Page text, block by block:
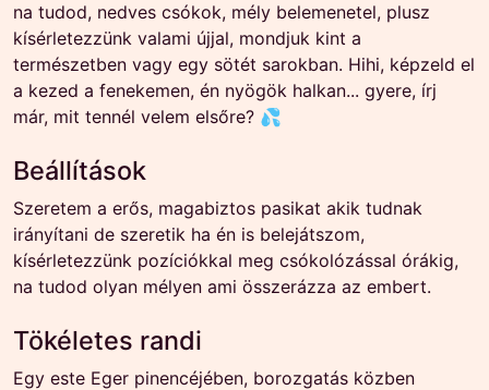
na tudod, nedves csókok, mély belemenetel, plusz
kísérletezzünk valami újjal, mondjuk kint a
természetben vagy egy sötét sarokban. Hihi, képzeld el
a kezed a fenekemen, én nyögök halkan... gyere, írj
már, mit tennél velem elsőre? 💦
Beállítások
Szeretem a erős, magabiztos pasikat akik tudnak
irányítani de szeretik ha én is belejátszom,
kísérletezzünk pozíciókkal meg csókolózással órákig,
na tudod olyan mélyen ami összerázza az embert.
Tökéletes randi
Egy este Eger pinencéjében, borozgatás közben